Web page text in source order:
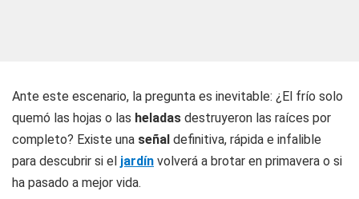
Ante este escenario, la pregunta es inevitable: ¿El frío solo
quemó las hojas o las heladas destruyeron las raíces por
completo? Existe una señal definitiva, rápida e infalible
para descubrir si el jardín volverá a brotar en primavera o si
ha pasado a mejor vida.